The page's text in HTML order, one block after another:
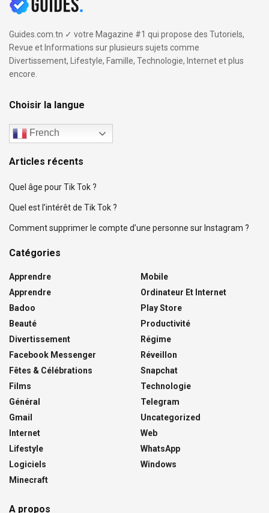
Guides.com.tn ✓ votre Magazine #1 qui propose des Tutoriels,
Revue et Informations sur plusieurs sujets comme
Divertissement, Lifestyle, Famille, Technologie, Internet et plus
encore.
Choisir la langue
French
Articles récents
Quel âge pour Tik Tok ?
Quel est l’intérêt de Tik Tok ?
Comment supprimer le compte d’une personne sur Instagram ?
Catégories
Apprendre
Apprendre
Badoo
Beauté
Divertissement
Facebook Messenger
Fêtes & Célébrations
Films
Général
Gmail
Internet
Lifestyle
Logiciels
Minecraft
Mobile
Ordinateur Et Internet
Play Store
Productivité
Régime
Réveillon
Snapchat
Technologie
Telegram
Uncategorized
Web
WhatsApp
Windows
A propos